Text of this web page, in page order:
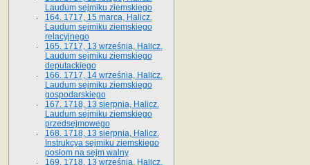
Laudum sejmiku ziemskiego
164. 1717, 15 marca, Halicz.
Laudum sejmiku ziemskiego
relacyjnego
165. 1717, 13 września, Halicz.
Laudum sejmiku ziemskiego
deputackiego
166. 1717, 14 września, Halicz.
Laudum sejmiku ziemskiego
gospodarskiego
167. 1718, 13 sierpnia, Halicz.
Laudum sejmiku ziemskiego
przedsejmowego
168. 1718, 13 sierpnia, Halicz.
Instrukcya sejmiku ziemskiego
posłom na sejm walny
169. 1718, 13 września, Halicz.